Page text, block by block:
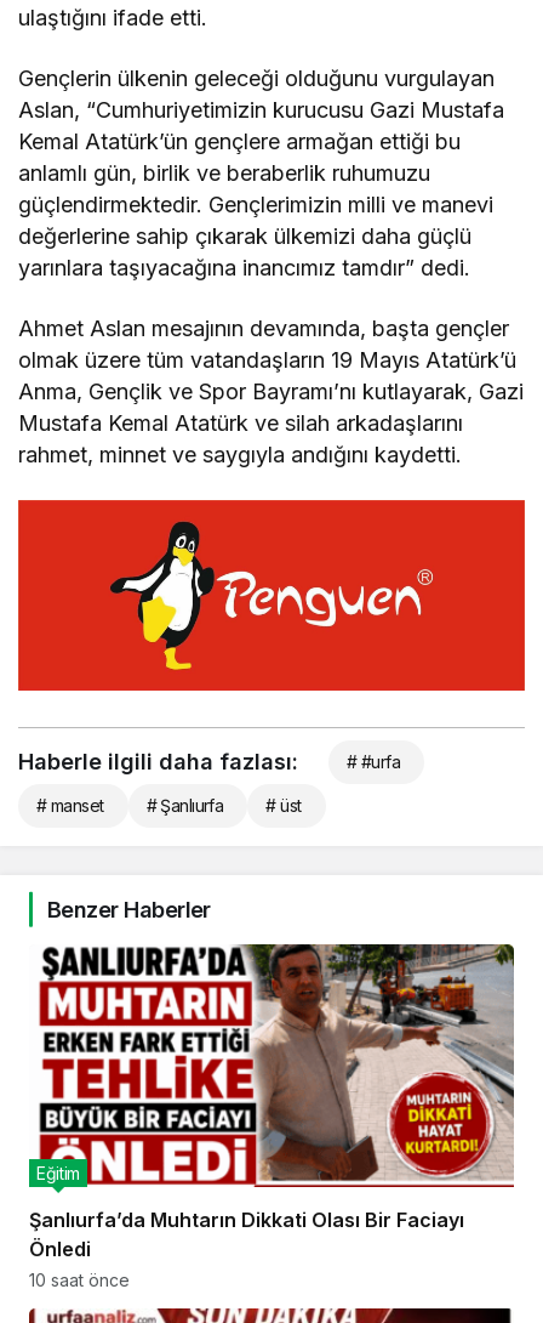
ulaştığını ifade etti.
Gençlerin ülkenin geleceği olduğunu vurgulayan
Aslan, “Cumhuriyetimizin kurucusu Gazi Mustafa
Kemal Atatürk’ün gençlere armağan ettiği bu
anlamlı gün, birlik ve beraberlik ruhumuzu
güçlendirmektedir. Gençlerimizin milli ve manevi
değerlerine sahip çıkarak ülkemizi daha güçlü
yarınlara taşıyacağına inancımız tamdır” dedi.
Ahmet Aslan mesajının devamında, başta gençler
olmak üzere tüm vatandaşların 19 Mayıs Atatürk’ü
Anma, Gençlik ve Spor Bayramı’nı kutlayarak, Gazi
Mustafa Kemal Atatürk ve silah arkadaşlarını
rahmet, minnet ve saygıyla andığını kaydetti.
Haberle ilgili daha fazlası: # #urfa
# manset # Şanlıurfa # üst
Benzer Haberler
Şanlıurfa’da Muhtarın Dikkati Olası Bir Faciayı
Önledi
Eğitim
10 saat önce